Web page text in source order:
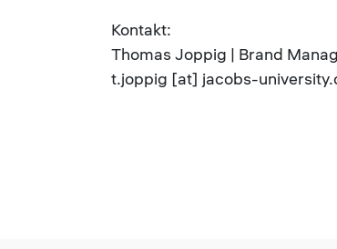
Kontakt:
Thomas Joppig | Brand
t.joppig [at] jacobs-